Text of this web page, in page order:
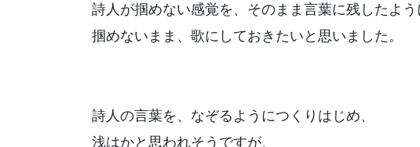
詩人が掴めない感覚を、そのまま言葉に残したよう
掴めないまま、歌にしておきたいと思いました。
詩人の言葉を、なぞるようにつくりはじめ、
浅はかと思われそうですが、